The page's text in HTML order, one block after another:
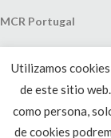
MCR Portugal
João V, 24
1250-091 Lisboa,
Telf: +351 220 993
Utilizamos
de este sitio
como persona,
de cookies